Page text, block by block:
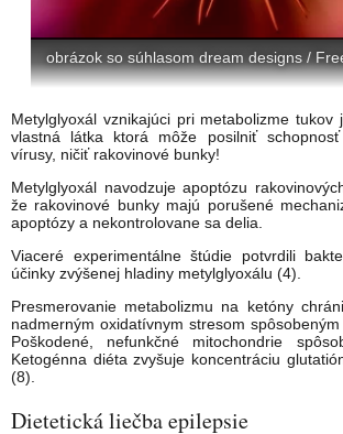
obrázok so súhlasom dream designs /
Metylglyoxál vznikajúci pri metabolizme tukov
vlastná látka ktorá môže posilniť
vírusy, ničiť rakovinové bunky!
Metylglyoxál navodzuje apoptózu
že rakovinové bunky majú porušené
apoptózy a nekontrolovane sa delia.
Viaceré experimentálne štúdie potvrdili
účinky zvýšenej hladiny metylglyoxálu (4).
Presmerovanie metabolizmu na ketóny
nadmerným oxidatívnym stresom
Poškodené, nefunkčné mitochondrie
Ketogénna diéta zvyšuje koncentráciu
(8).
Dietetická liečba epilepsie